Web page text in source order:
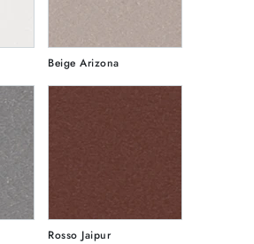
Beige Arizona
Rosso Jaipur